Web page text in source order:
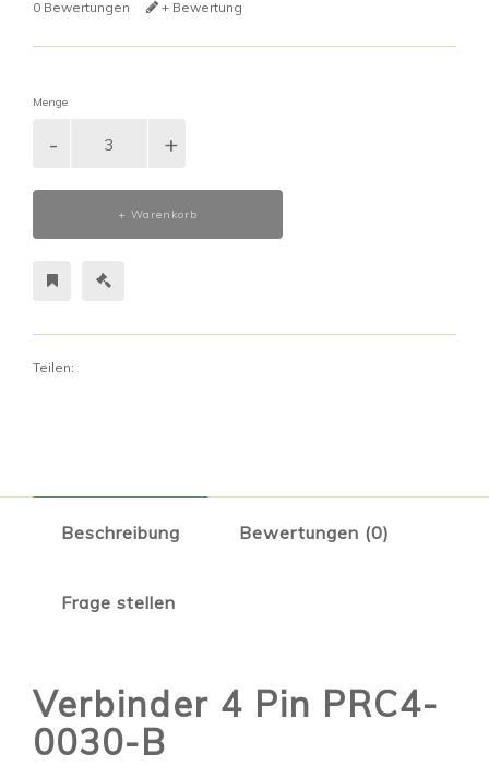
0 Bewertungen + Bewertung
Menge
+ Warenkorb
Teilen:
Beschreibung Bewertungen (0)
Frage stellen
Verbinder 4 Pin PRC4-
0030-B